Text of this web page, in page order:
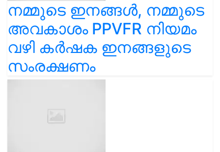
നമ്മുടെ ഇനങ്ങൾ, നമ്മുടെ
അവകാശം PPVFR നിയമം
വഴി കർഷക ഇനങ്ങളുടെ
സംരക്ഷണം